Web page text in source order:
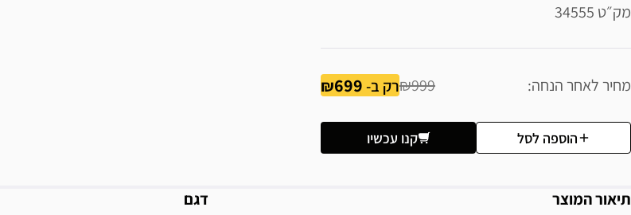
מק״ט 34555
מחיר לאחר הנחה ₪999רק ב-699
הוספה לסל קנו עכשיו
תיאור המוצר מידע נוסף
דגם